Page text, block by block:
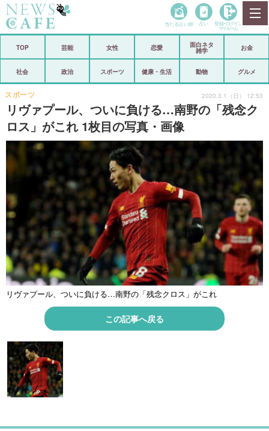
政治
経済
芸能 スポーツ
恋愛 ビックリ
リリース ショップ
登録・ログイン/マイルーム
当たる占い師 占い 登録• ログイン
マイルーム
TOP 芸能 女性 恋愛
面白ネタ
雑学
お金
社会 政治 スポーツ 健康・生活 動物 グルメ
リヴァプール、ついに負ける…南野の「残念ク
ロス」がこれ 1枚目の写真・画像
スポーツ 2020.3.1（日） 12:53
リヴァプール、ついに負ける…南野の「残念クロス」がこれ
この記事へ戻る